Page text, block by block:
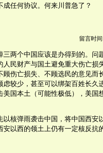
任何协议。何来川普急了？
留言时间
三两个中国应该是办得到的。问
人民财产与国土避免重大伤亡损
顾伤亡损失、不顾选民的意见而
虑较少，甚至可以绑架百姓长久
美国本土（可能性极低），美国
以核弹雨袭击中国，将中国西安
安以西的领土上仍有一定核反抗